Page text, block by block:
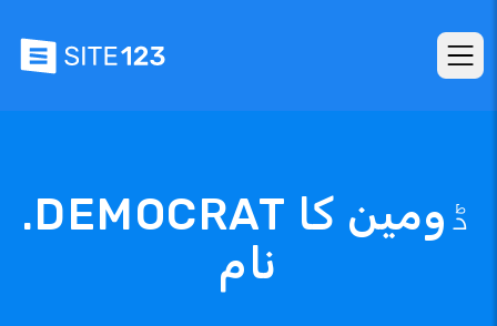
.DEMOCRAT ڈومین کا
نام